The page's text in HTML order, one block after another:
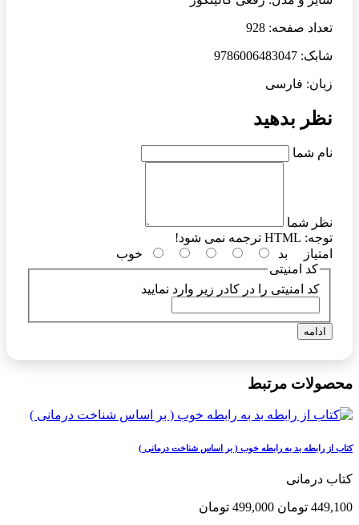
تعداد صفحه: 928
شابک: 9786006483047
زبان: فارسی
نظر بدهید
نام شما
نظر شما
توجه:
امتیاز
بد
خوب
کد امنیتی
کد امنیتی را در کادر زیر وارد نمایید
ادامه
محصولات مرتبط
کتاب از رابطه بد به رابطه خوب ( بر اساس شناخت درمانی )
کتاب درمانی
449,100 تومان 499,000 تومان